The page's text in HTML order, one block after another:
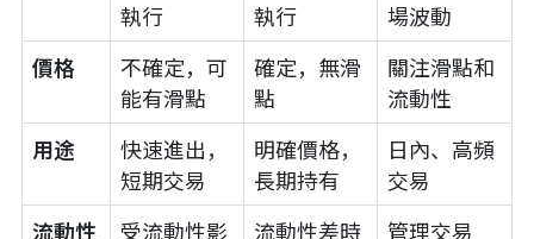
執行
執行
場波動
價格
不確定，可
能有滑點
確定，無滑
點
關注滑點和
流動性
用途
快速進出，
短期交易
明確價格，
長期持有
日內、高頻
交易
流動性
受流動性影
流動性差時
管理交易